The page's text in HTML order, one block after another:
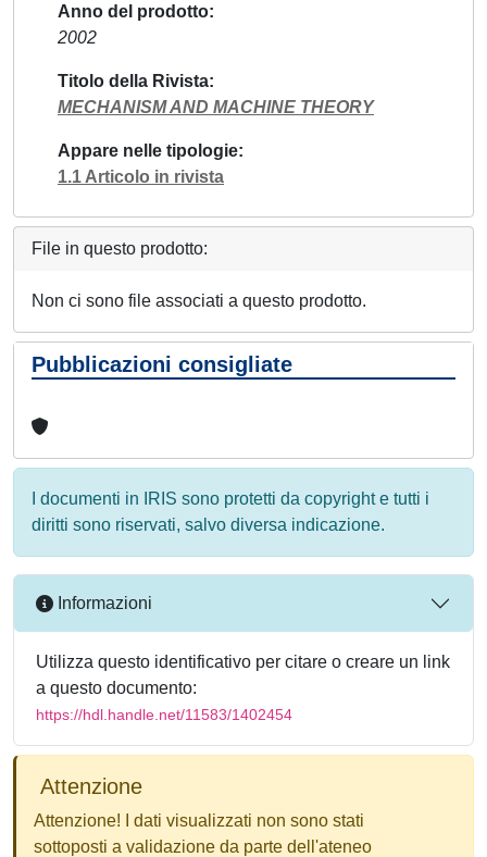
Anno del prodotto
2002
Titolo della Rivista
MECHANISM AND MACHINE THEORY
Appare nelle tipologie
1.1 Articolo in rivista
File in questo prodotto:
Non ci sono file associati a questo prodotto.
Pubblicazioni consigliate
I documenti in IRIS sono protetti da copyright e tutti i
diritti sono riservati, salvo diversa indicazione.
Informazioni
Utilizza questo identificativo per citare o creare un link
a questo documento:
https://hdl.handle.net/11583/1402454
Attenzione
Attenzione! I dati visualizzati non sono stati
sottoposti a validazione da parte dell'ateneo